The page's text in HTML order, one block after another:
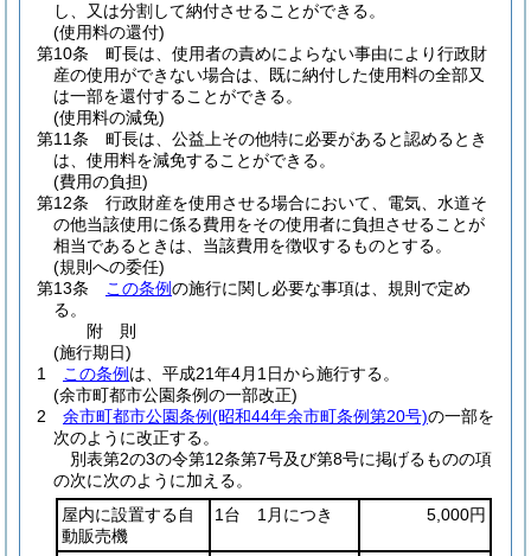
し、又は分割して納付させることができる。
(使用料の還付)
第10条
町長は、使用者の責めによらない事由により行政財
産の使用ができない場合は、既に納付した使用料の全部又
は一部を還付することができる。
(使用料の減免)
第11条
町長は、公益上その他特に必要があると認めるとき
は、使用料を減免することができる。
(費用の負担)
第12条
行政財産を使用させる場合において、電気、水道そ
の他当該使用に係る費用をその使用者に負担させることが
相当であるときは、当該費用を徴収するものとする。
(規則への委任)
第13条
この条例の施行に関し必要な事項は、規則で定め
る。
附 則
(施行期日)
1
この条例 は、平成21年4月1日から施行する。
(余市町都市公園条例の一部改正)
2
余市町都市公園条例(昭和44年余市町条例第20号)の一部を
次のように改正する。
別表第2の3の令第12条第7号及び第8号に掲げるものの項
の次に次のように加える。
屋内に設置する自
動販売機
1台 1月につき 5,000円